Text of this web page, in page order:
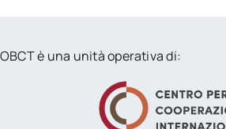
OBCT è una unità operativa di: